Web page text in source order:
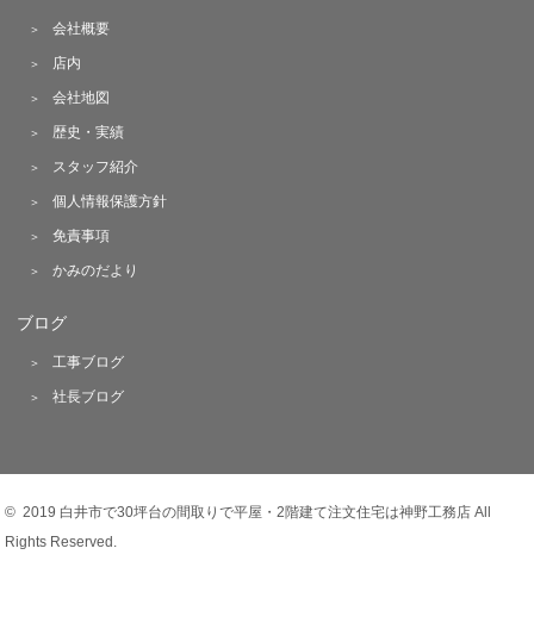
会社概要
店内
会社地図
歴史・実績
スタッフ紹介
個人情報保護方針
免責事項
かみのだより
ブログ
工事ブログ
社長ブログ
© 2019 白井市で30坪台の間取りで平屋・2階建て注文住宅は神野工務店 All
Rights Reserved.